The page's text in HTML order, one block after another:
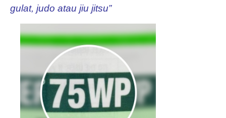
gulat, judo atau jiu jitsu”